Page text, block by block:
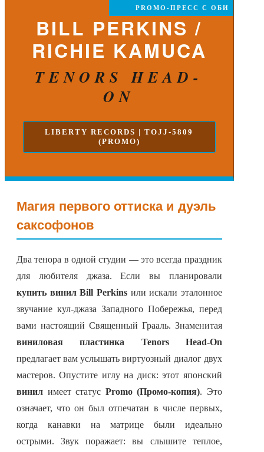
PROMO-ПРЕСС С ОБИ
BILL PERKINS /
RICHIE KAMUCA
TENORS HEAD-
ON
LIBERTY RECORDS | TOJJ-5809
(PROMO)
Магия первого оттиска и дуэль
саксофонов
Два тенора в одной студии — это всегда праздник
для любителя джаза. Если вы планировали
купить винил Bill Perkinsили искали эталонное
звучание кул-джаза Западного Побережья, перед
вами настоящий Священный Грааль. Знаменитая
виниловая пластинка Tenors Head-On
предлагает вам услышать виртуозный диалог двух
мастеров. Опустите иглу на диск: этот японский
винил имеет статус Promo (Промо-копия). Это
означает, что он был отпечатан в числе первых,
когда канавки на матрице были идеально
острыми. Звук поражает: вы слышите теплое,